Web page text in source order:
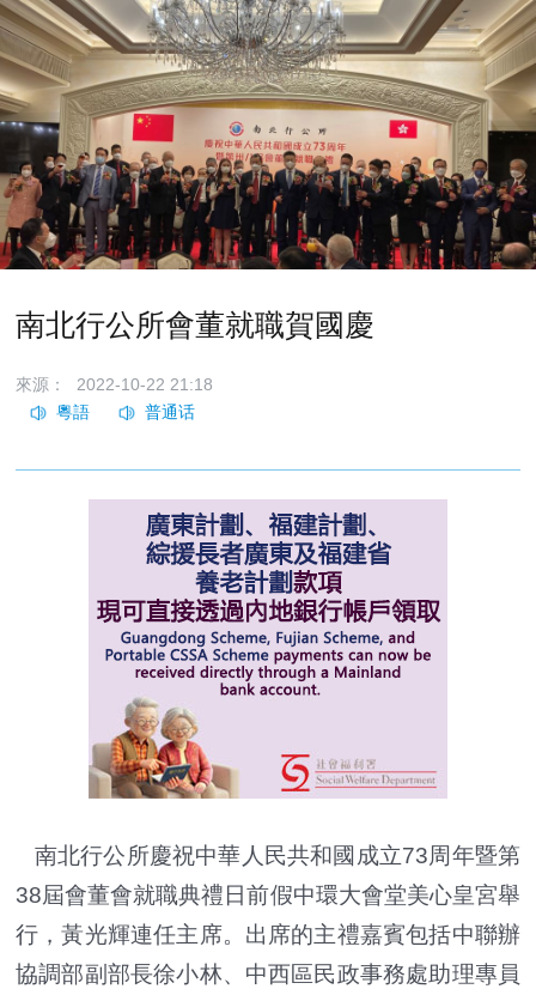
南北行公所會董就職賀國慶
來源： 2022-10-22 21:18
南北行公所慶祝中華人民共和國成立73周年暨第
38屆會董會就職典禮日前假中環大會堂美心皇宮舉
行，黃光輝連任主席。出席的主禮嘉賓包括中聯辦
協調部副部長徐小林、中西區民政事務處助理專員